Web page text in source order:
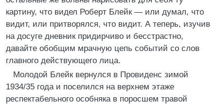
картину, что видел Роберт Блейк — или думал, что
видит, или притворялся, что видит. А теперь, изучив
на досуге дневник придирчиво и бесстрастно,
давайте обобщим мрачную цепь событий со слов
главного действующего лица.
Молодой Блейк вернулся в Провиденс зимой
1934/35 года и поселился на верхнем этаже
респектабельного особняка в поросшем травой